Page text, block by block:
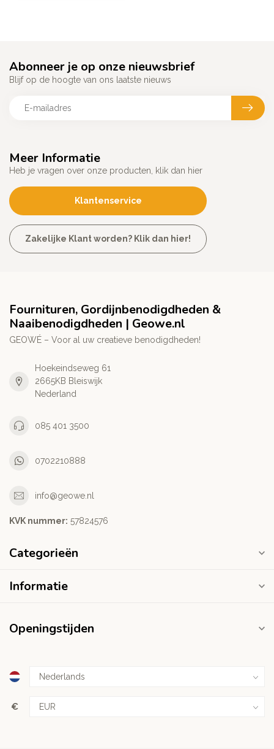
Meer Informatie
Heb je vragen over onze producten, klik dan hier
Klantenservice
Zakelijke Klant worden? Klik dan hier!
Abonneer je op onze nieuwsbrief
Blijf op de hoogte van ons laatste nieuws
Fournituren, Gordijnbenodigdheden &
Naaibenodigdheden | Geowe.nl
GEOWÉ – Voor al uw creatieve benodigdheden!
Hoekeindseweg 61
2665KB Bleiswijk
Nederland
085 401 3500
0702210888
info@geowe.nl
KVK nummer: ‭57824576‬
Categorieën
Informatie
Openingstijden
€